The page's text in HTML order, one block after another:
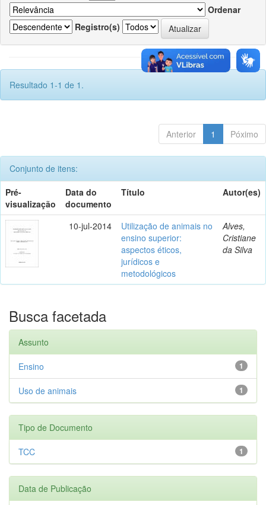
Ordenar
Registro(s)
Resultado 1-1 de 1.
Anterior 1 Póximo
Conjunto de itens:
Pré-
visualização
Data do
documento
Título Autor(es)
10-jul-2014
Utilização de animais no
ensino superior:
aspectos éticos,
jurídicos e
metodológicos
Alves,
Cristiane
da Silva
Busca facetada
Assunto
1
Ensino
1
Uso de animais
Tipo de Documento
1
TCC
Data de Publicação